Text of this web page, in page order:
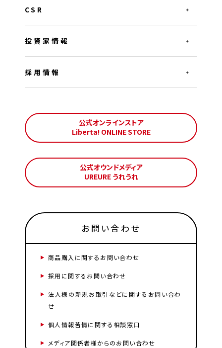
CSR
投資家情報
採用情報
公式オンラインストア
Liberta! ONLINE STORE
公式オウンドメディア
UREURE うれうれ
お問い合わせ
商品購入に関するお問い合わせ
採用に関するお問い合わせ
法人様の新規お取引などに関するお問い合わ
せ
個人情報苦情に関する相談窓口
メディア関係者様からのお問い合わせ